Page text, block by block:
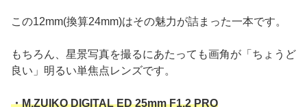
この12mm(換算24mm)はその魅力が詰まった一本です。
もちろん、星景写真を撮るにあたっても画角が「ちょうど
良い」明るい単焦点レンズです。
・M.ZUIKO DIGITAL ED 25mm F1.2 PRO